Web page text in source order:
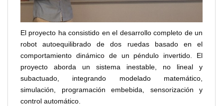
El proyecto ha consistido en el desarrollo completo de un
robot autoequilibrado de dos ruedas basado en el
comportamiento dinámico de un péndulo invertido. El
proyecto aborda un sistema inestable, no lineal y
subactuado, integrando modelado matemático,
simulación, programación embebida, sensorización y
control automático.